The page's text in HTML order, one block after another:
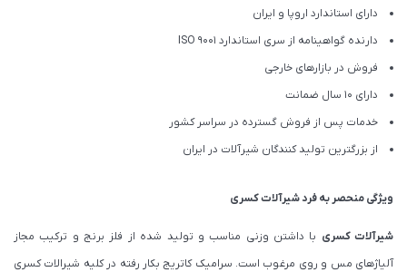
دارای استاندارد اروپا و ایران
دارنده گواهینامه از سری استاندارد ISO 9001
فروش در بازارهای خارجی
دارای 10 سال ضمانت
خدمات پس از فروش گسترده در سراسر کشور
از بزرگترین تولید کنندگان شیرآلات در ایران
ویژگی منحصر به فرد شیرآلات کسری
شیرآلات کسری با داشتن وزنی مناسب و تولید شده از فلز برنج و ترکیب مجاز
آلیاژهای مس و روی مرغوب است. سرامیک کاتریج بکار رفته در کلیه شیرالات کسری